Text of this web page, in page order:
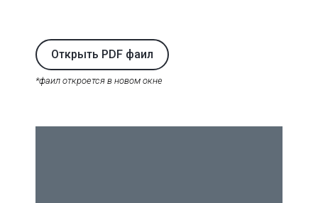
Открыть PDF фаил
*фаил откроется в новом окне